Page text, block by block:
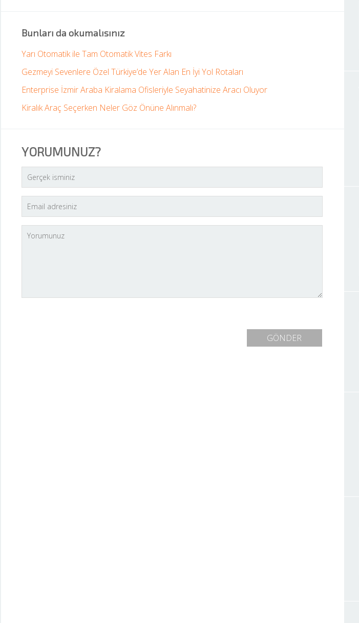
Bunları da okumalısınız
Yarı Otomatik ile Tam Otomatik Vites Farkı
Gezmeyi Sevenlere Özel Türkiye’de Yer Alan En İyi Yol Rotaları
Enterprise İzmir Araba Kiralama Ofisleriyle Seyahatinize Aracı Oluyor
Kiralık Araç Seçerken Neler Göz Önüne Alınmalı?
YORUMUNUZ?